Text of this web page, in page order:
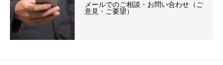
メールでのご相談・お問い合わせ（ご
意見・ご要望）